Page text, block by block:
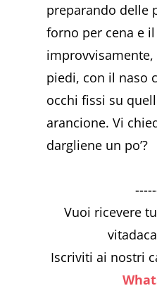
preparando delle
forno per cena e
piedi, con il naso
occhi fissi su
arancione. Vi
dargliene un po’?
Vuoi ricevere
Iscriviti ai nostri